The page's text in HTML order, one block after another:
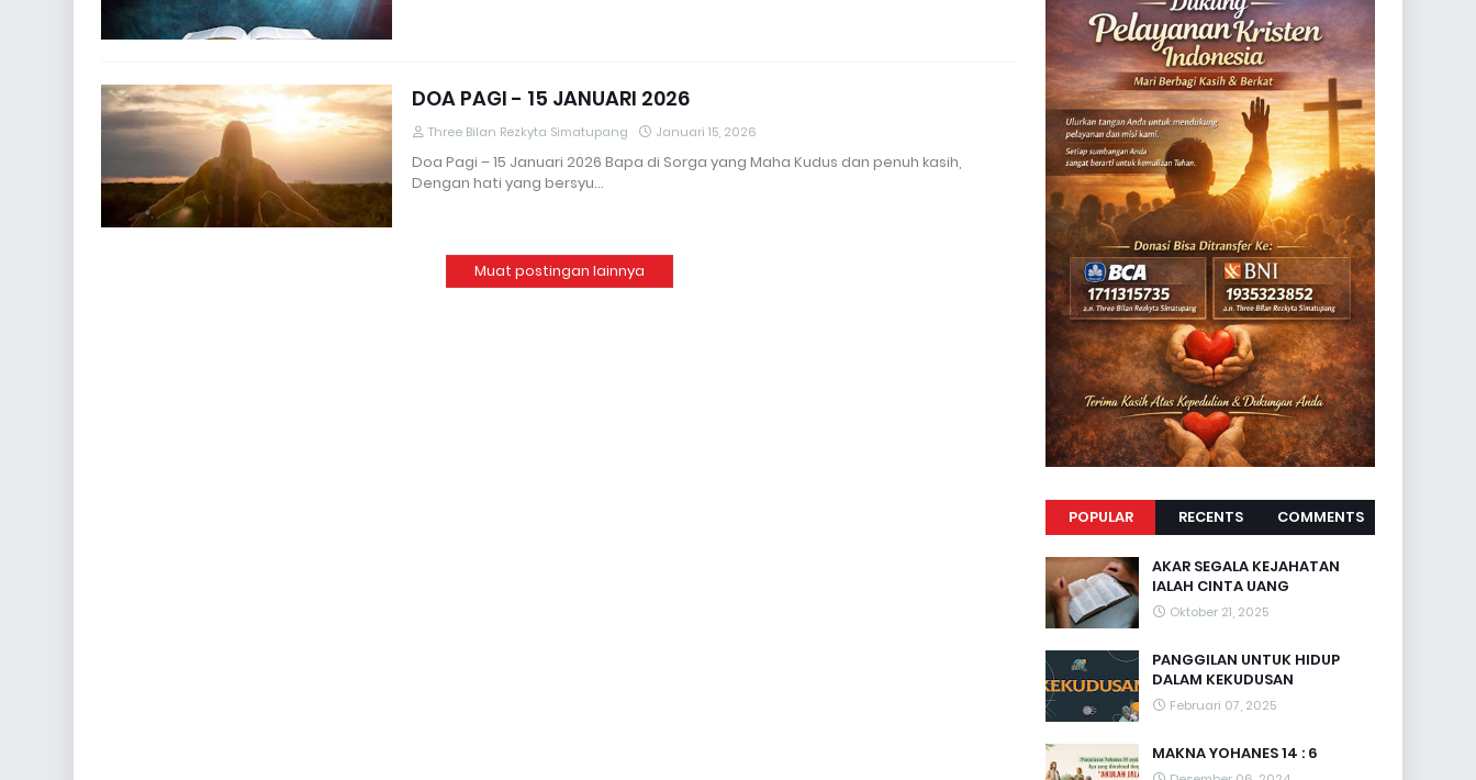
DOA PAGI - 15 JANUARI 2026
Three Bilan Rezkyta Simatupang Januari 15, 2026
Doa Pagi – 15 Januari 2026 Bapa di Sorga yang Maha Kudus dan penuh kasih,
Dengan hati yang bersyu…
Muat postingan lainnya
POPULAR RECENTS COMMENTS
AKAR SEGALA KEJAHATAN
IALAH CINTA UANG
Oktober 21, 2025
PANGGILAN UNTUK HIDUP
DALAM KEKUDUSAN
Februari 07, 2025
MAKNA YOHANES 14 : 6